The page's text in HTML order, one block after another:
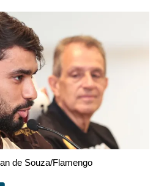
de Souza/Flamengo